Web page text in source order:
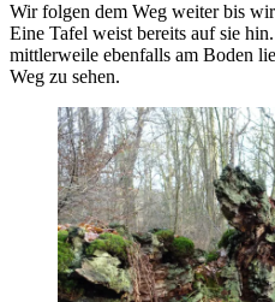
Wir folgen dem Weg weiter bis
Eine Tafel weist bereits auf sie
mittlerweile ebenfalls am Boden
Weg zu sehen.